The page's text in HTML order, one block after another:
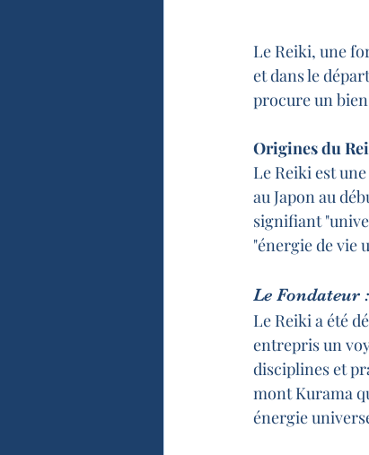
Le Reiki, une
et dans le
procure un
Origines du
Le Reiki est
au Japon au
signifiant
"énergie de vie
Le Fondateur
Le Reiki a été
entrepris un
disciplines et
mont Kurama
énergie